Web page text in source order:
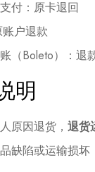
付：原卡退回
账户退款
（Boleto）：退
明
原因退货， 退货
缺陷或运输损坏